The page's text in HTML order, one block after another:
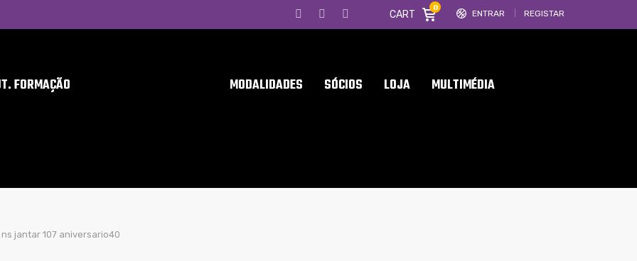
ENTRAR REGISTAR
CART
0
FORMAÇÃO MODALIDADES SÓCIOS LOJA MULTIMÉDIA
ns jantar 107 aniversario40